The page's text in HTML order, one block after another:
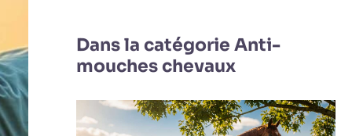
Dans la catégorie Anti-
mouches chevaux